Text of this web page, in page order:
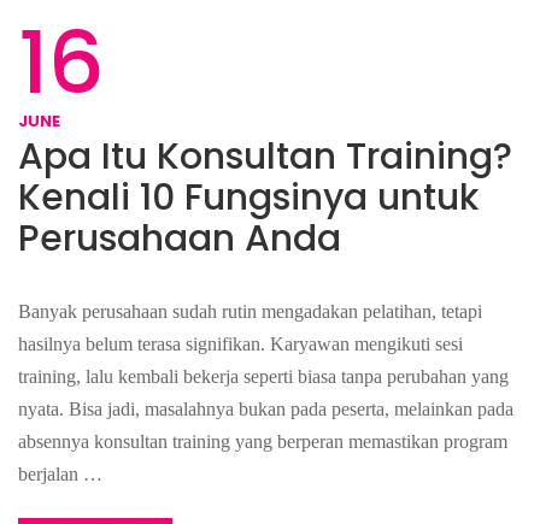
16
JUNE
Apa Itu Konsultan Training?
Kenali 10 Fungsinya untuk
Perusahaan Anda
Banyak perusahaan sudah rutin mengadakan pelatihan, tetapi
hasilnya belum terasa signifikan. Karyawan mengikuti sesi
training, lalu kembali bekerja seperti biasa tanpa perubahan yang
nyata. Bisa jadi, masalahnya bukan pada peserta, melainkan pada
absennya konsultan training yang berperan memastikan program
berjalan …